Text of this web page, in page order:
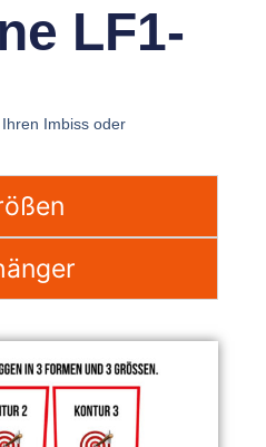
LF1-
Imbiss oder